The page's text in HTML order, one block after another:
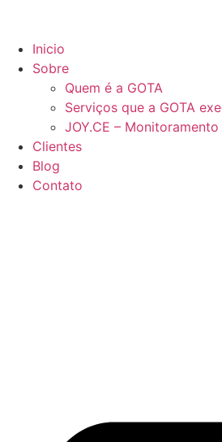
Inicio
Sobre
Quem é a GOTA
Serviços que a GOTA
JOY.CE –
Clientes
Blog
Contato